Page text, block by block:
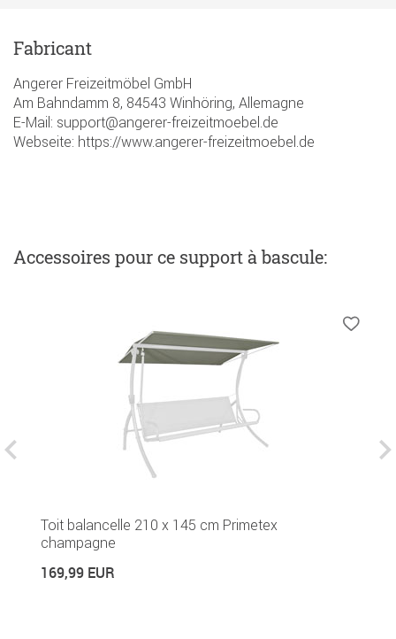
Fabricant
Angerer Freizeitmöbel GmbH
Am Bahndamm 8, 84543 Winhöring, Allemagne
E-Mail: support@angerer-freizeitmoebel.de
Webseite: https://www.angerer-freizeitmoebel.de
Accessoires pour ce support à bascule:
Toit balancelle 210 x 145 cm Primetex
champagne
169,99 EUR